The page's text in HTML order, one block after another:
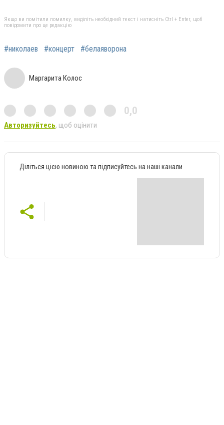
Якщо ви помітили помилку, виділіть необхідний текст і натисніть Ctrl + Enter, щоб
повідомити про це редакцію
#николаев #концерт #белаяворона
Маргарита Колос
0,0
Авторизуйтесь, щоб оцінити
Діліться цією новиною та підписуйтесь на наші канали